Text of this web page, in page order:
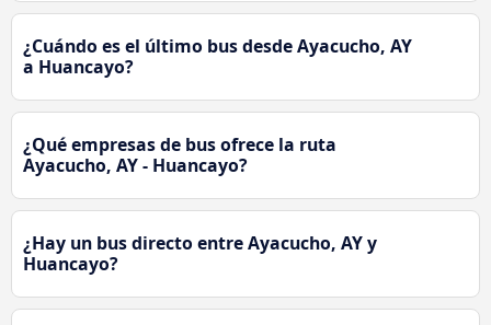
¿Cuándo es el último bus desde Ayacucho, AY
a Huancayo?
¿Qué empresas de bus ofrece la ruta
Ayacucho, AY - Huancayo?
¿Hay un bus directo entre Ayacucho, AY y
Huancayo?